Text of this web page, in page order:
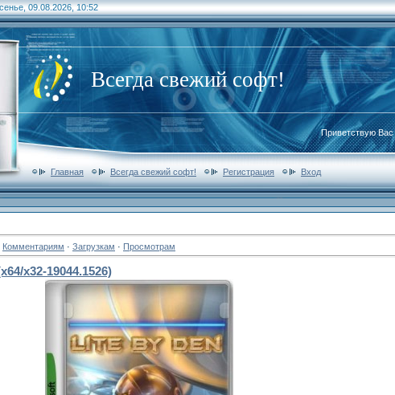
09.08.2026, 10:52
Всегда свежий софт!
Приветствую Вас
Главная Всегда свежий софт! Регистрация Вход
Комментариям · Загрузкам · Просмотрам
x32-19044.1526)